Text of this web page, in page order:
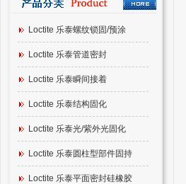
Loctite 乐泰螺纹锁固/预涂
Loctite 乐泰管道密封
Loctite 乐泰瞬间接着
Loctite 乐泰结构固化
Loctite 乐泰光/紫外光固化
Loctite 乐泰圆柱型部件固持
Loctite 乐泰平面密封硅橡胶